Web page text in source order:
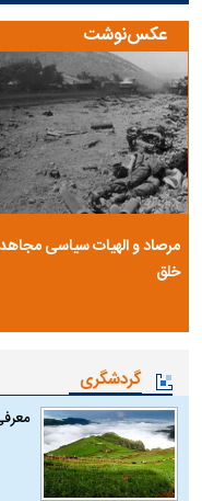
عکس‌نوشت
مرصاد و الهیات سیاسی
خلق
گردشگری